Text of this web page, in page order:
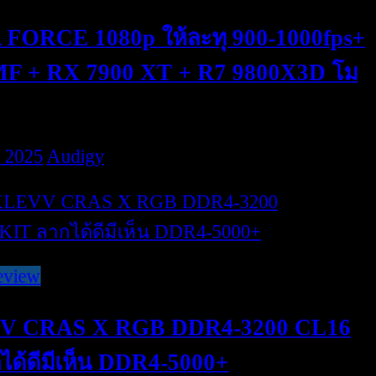
FORCE 1080p ให้ละทุ 900-1000fps+
+ RX 7900 XT + R7 9800X3D โม
2025 Audigy
CRAS X RGB DDR4-3200 CL16
ด้ดีมีเห็น DDR4-5000+